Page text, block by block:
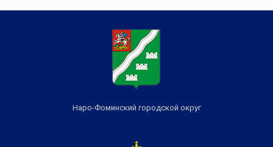
Наро-Фоминский городской округ